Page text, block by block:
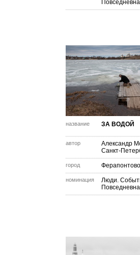
название ЗА ВОДОЙ
автор
Александр
Санкт-
город Ферапонтово
номинация
Люди.